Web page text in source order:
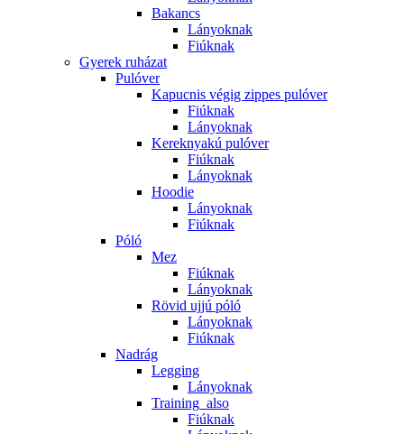
Bakancs
Lányoknak
Fiúknak
Gyerek ruházat
Pulóver
Kapucnis végig zippes pulóver
Fiúknak
Lányoknak
Kereknyakú pulóver
Fiúknak
Lányoknak
Hoodie
Lányoknak
Fiúknak
Póló
Mez
Fiúknak
Lányoknak
Rövid ujjú póló
Lányoknak
Fiúknak
Nadrág
Legging
Lányoknak
Training_also
Fiúknak